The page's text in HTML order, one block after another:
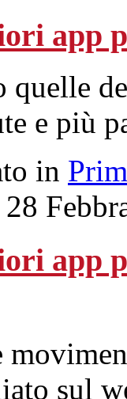
app
quelle
e più
in
app
sul